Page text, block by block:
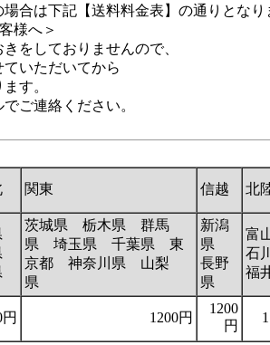
合は下記【送料料金表】の通りとなり
様へ＞
をしておりませんので、
いただいてから
す。
ご連絡ください。
関東 信越 北
茨城県 栃木県 群馬
県 埼玉県 千葉県 東
京都 神奈川県 山梨
県
新潟
県
長野
県
富
石
福
1200円
1200
円